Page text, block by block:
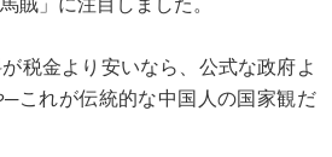
賊」に注目しました。
税金より安いなら、公式な政府よ
─これが伝統的な中国人の国家観だ